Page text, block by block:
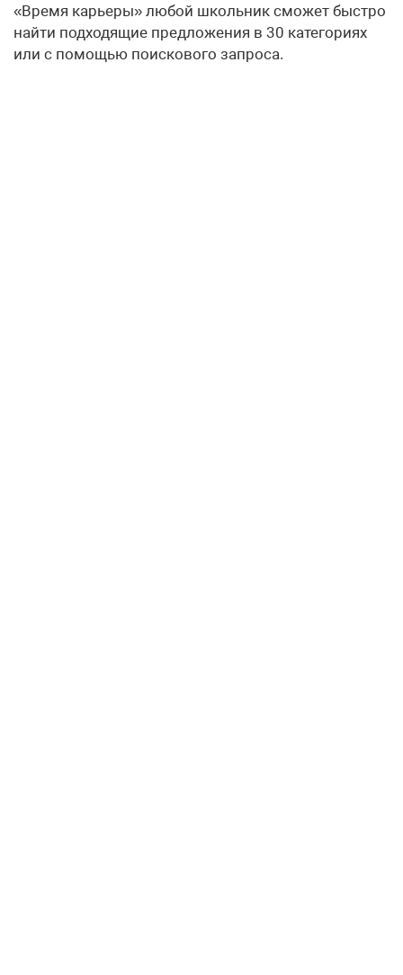
«Время карьеры» любой школьник сможет быстро
найти подходящие предложения в 30 категориях
или с помощью поискового запроса.